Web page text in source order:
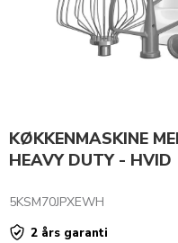
KØKKENMASKINE
HEAVY DUTY - HVID
5KSM70JPXEWH
2 års garanti